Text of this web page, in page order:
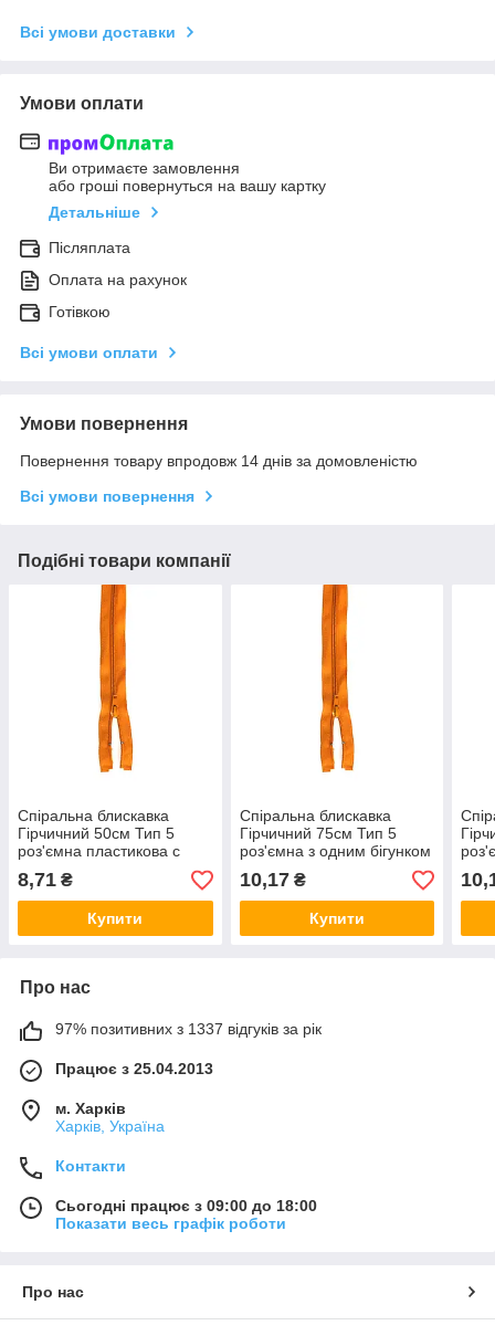
Всі умови доставки
Умови оплати
Ви отримаєте замовлення
або гроші повернуться на вашу картку
Детальніше
Післяплата
Оплата на рахунок
Готівкою
Всі умови оплати
Умови повернення
Повернення товару впродовж 14 днів за домовленістю
Всі умови повернення
Подібні товари компанії
Спіральна блискавка
Гірчичний 50см Тип 5
роз'ємна пластикова с
одним бігунком
8,71 ₴
Купити
Спіральна блискавка
Гірчичний 75см Тип 5
роз'ємна з одним бігунком
10,17₴
Купити
Про нас
97% позитивних з 1337 відгуків за рік
Працює з 25.04.2013
м. Харків
Харків, Україна
Контакти
Сьогодні працює з 09:00 до 18:00
Показати весь графік роботи
Про нас